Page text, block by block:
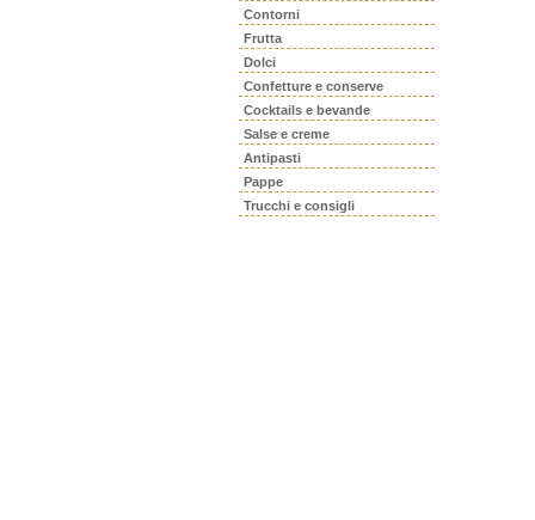
Contorni
Frutta
Dolci
Confetture e conserve
Cocktails e bevande
Salse e creme
Antipasti
Pappe
Trucchi e consigli